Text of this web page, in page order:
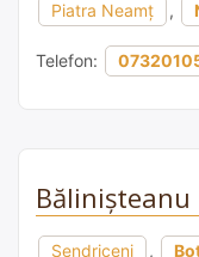
Piatra Neamț ,
Telefon:
Bălinișteanu
Şendriceni ,